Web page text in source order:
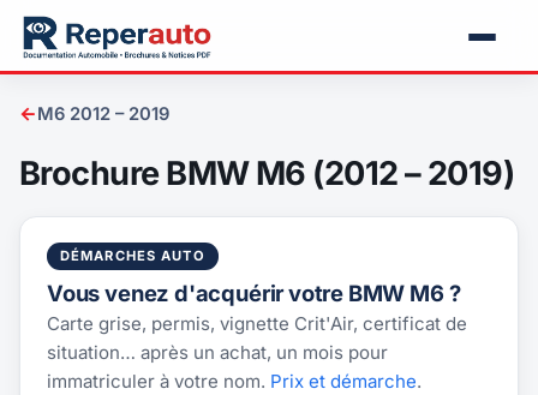
←M6 2012 – 2019
Brochure BMW M6 (2012 – 2019)
DÉMARCHES AUTO
Vous venez d'acquérir votre BMW M6 ?
Carte grise, permis, vignette Crit'Air, certificat de
situation… après un achat, un mois pour
immatriculer à votre nom. Prix et démarche.